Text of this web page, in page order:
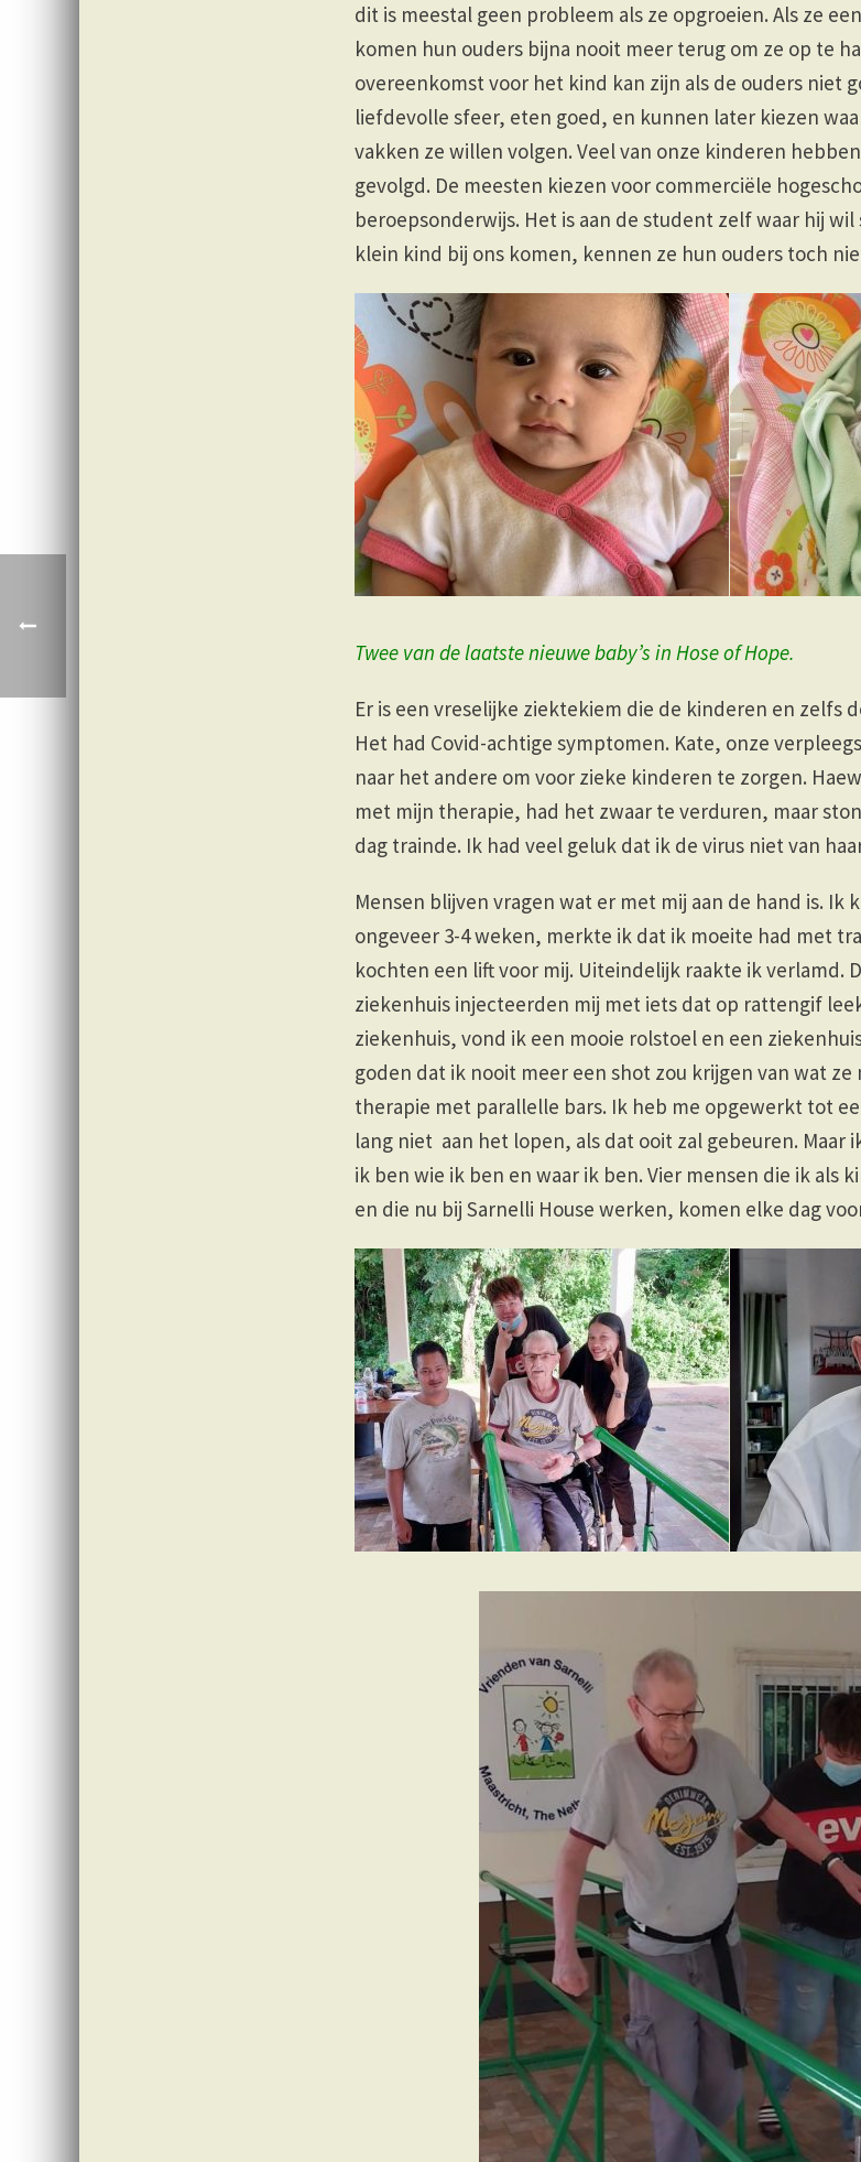
dit is meestal geen probleem als ze opgroeien. Als ze
komen hun ouders bijna nooit meer terug om ze op te
overeenkomst voor het kind kan zijn als de ouders niet
liefdevolle sfeer, eten goed, en kunnen later kiezen
vakken ze willen volgen. Veel van onze kinderen
gevolgd. De meesten kiezen voor commerciële
beroepsonderwijs. Het is aan de student zelf waar hij wil
klein kind bij ons komen, kennen ze hun ouders toch
Twee van de laatste nieuwe baby’s in Hose of Hope.
Er is een vreselijke ziektekiem die de kinderen en zelfs
Het had Covid-achtige symptomen. Kate, onze
naar het andere om voor zieke kinderen te zorgen.
met mijn therapie, had het zwaar te verduren, maar
dag trainde. Ik had veel geluk dat ik de virus niet van
Mensen blijven vragen wat er met mij aan de hand is. Ik
ongeveer 3-4 weken, merkte ik dat ik moeite had met
kochten een lift voor mij. Uiteindelijk raakte ik verlamd.
ziekenhuis injecteerden mij met iets dat op rattengif
ziekenhuis, vond ik een mooie rolstoel en een
goden dat ik nooit meer een shot zou krijgen van wat ze
therapie met parallelle bars. Ik heb me opgewerkt tot
lang niet aan het lopen, als dat ooit zal gebeuren. Maar
ik ben wie ik ben en waar ik ben. Vier mensen die ik als
en die nu bij Sarnelli House werken, komen elke dag